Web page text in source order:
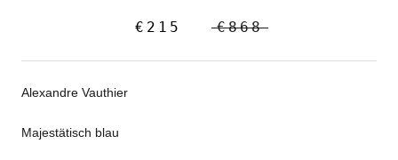
€215 €868
Alexandre Vauthier
Majestätisch blau